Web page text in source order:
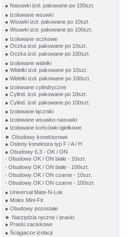
● Nasuwki izol. pakowane po 100szt.
● Izolowane wsuwki
● Wsuwki izol. pakowane po 10szt.
● Wsuwki izol. pakowane po 100szt.
● Izolowane oczkowe
● Oczka izol. pakowane po 10szt.
● Oczka izol. pakowane po 100szt.
● Izolowane widełki
● Widełki izol. pakowane po 10szt.
● Widełki izol. pakowane po 100szt.
● Izolowane cylindryczne
● Cylind. izol. pakowane po 10szt.
● Cylind. izol. pakowane po 100szt.
● Izolowane łączniki
● Izolowane wsuwko-nasuwki
● Izolowane końcówki igiełkowe
► Obudowy konektorowe
● Osłony konektora typ F / A / H
● Obudowy 6,3 - OK / ON
- Obudowy OK / ON białe - 10szt.
- Obudowy OK / ON białe - 100szt.
- Obudowy OK / ON czarne - 10szt.
- Obudowy OK / ON czarne - 100szt.
● Universal Mate-N-Lok
● Molex Mini-Fit
● Obudowy pozostałe
► Narzędzia ręczne / praski
● Praski zaciskowe
● Ściągacze izolacji